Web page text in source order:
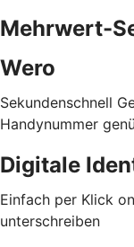
Mehrwert-
Wero
Sekundenschnell
Handynummer
Digitale
Einfach per Klick
unterschreiben